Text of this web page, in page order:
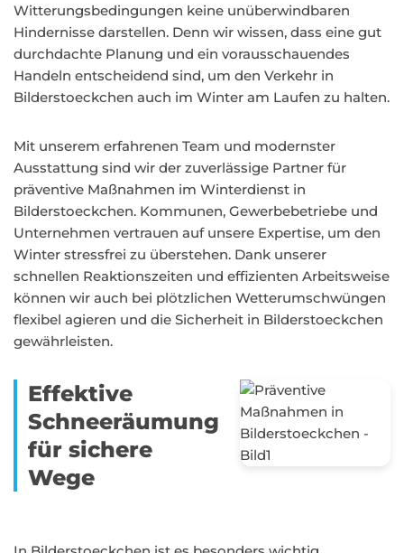
Witterungsbedingungen keine unüberwindbaren
Hindernisse darstellen. Denn wir wissen, dass eine gut
durchdachte Planung und ein vorausschauendes
Handeln entscheidend sind, um den Verkehr in
Bilderstoeckchen auch im Winter am Laufen zu halten.
Mit unserem erfahrenen Team und modernster
Ausstattung sind wir der zuverlässige Partner für
präventive Maßnahmen im Winterdienst in
Bilderstoeckchen. Kommunen, Gewerbebetriebe und
Unternehmen vertrauen auf unsere Expertise, um den
Winter stressfrei zu überstehen. Dank unserer
schnellen Reaktionszeiten und effizienten Arbeitsweise
können wir auch bei plötzlichen Wetterumschwüngen
flexibel agieren und die Sicherheit in Bilderstoeckchen
gewährleisten.
Effektive
Schneeräumung
für sichere
Wege